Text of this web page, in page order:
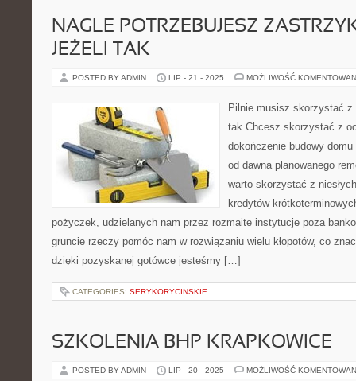
NAGLE POTRZEBUJESZ
JEŻELI TAK
POSTED BY ADMIN LIP - 21 - 2025 MOŻLIWOŚĆ
Pilnie musisz skorzystać
tak Chcesz skorzystać z
dokończenie budowy
od dawna planowanego
warto skorzystać z
kredytów
pożyczek, udzielanych nam przez rozmaite instytucje poza
gruncie rzeczy pomóc nam w rozwiązaniu wielu kłopotów, co
dzięki pozyskanej gotówce jesteśmy […]
CATEGORIES: SERYKORYCINSKIE
SZKOLENIA BHP KRAPKOWICE
POSTED BY ADMIN LIP - 20 - 2025 MOŻLIWOŚĆ